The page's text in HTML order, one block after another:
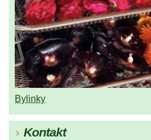
Bylinky
Kontakt